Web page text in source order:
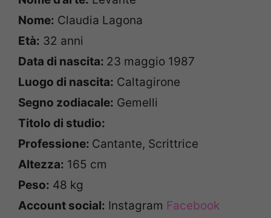
Nome: Claudia Lagona
Età: 32 anni
Data di nascita: 23 maggio 1987
Luogo di nascita: Caltagirone
Segno zodiacale: Gemelli
Titolo di studio:
Professione: Cantante, Scrittrice
Altezza: 165 cm
Peso: 48 kg
Account social: Instagram Facebook